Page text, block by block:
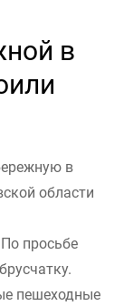
в
в
области
просьбе
пешеходные